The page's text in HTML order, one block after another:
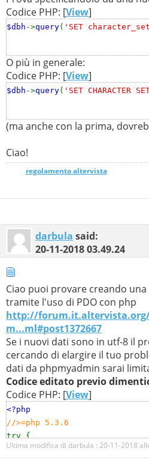
Codice PHP: [View]
$dbh ->query( 'SET
O più in generale:
Codice PHP: [View]
$dbh ->query( 'SET CHARACTER
(ma anche con la prima,
Ciao!
regolamento altervista_______________
darbula said:
20-11-201803.49.24
Ciao puoi provare creando
tramite l'uso di PDO con php
http://
m...ml#post1372667
Se i nuovi dati sono in utf-8 il
cercando di elargire il tuo
dati da phpmyadmin sarai
Codice editato previo
Codice PHP: [View]
<?php
//>=php 5.3.6
try {
header ('Content-type: text/
Ultima modifica di darbula : 20-11-2018